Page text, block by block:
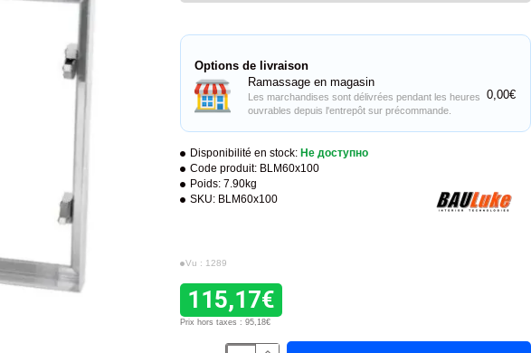
Disponibilité en stock: Не доступно
Code produit: BLM60x100
Poids: 7.90kg
SKU: BLM60x100
Vu : 1289
115,17€
Prix hors taxes : 95,18€
Options de livraison
Ramassage en magasin
Les marchandises sont délivrées pendant les heures
ouvrables depuis l'entrepôt sur précommande.
0,00€